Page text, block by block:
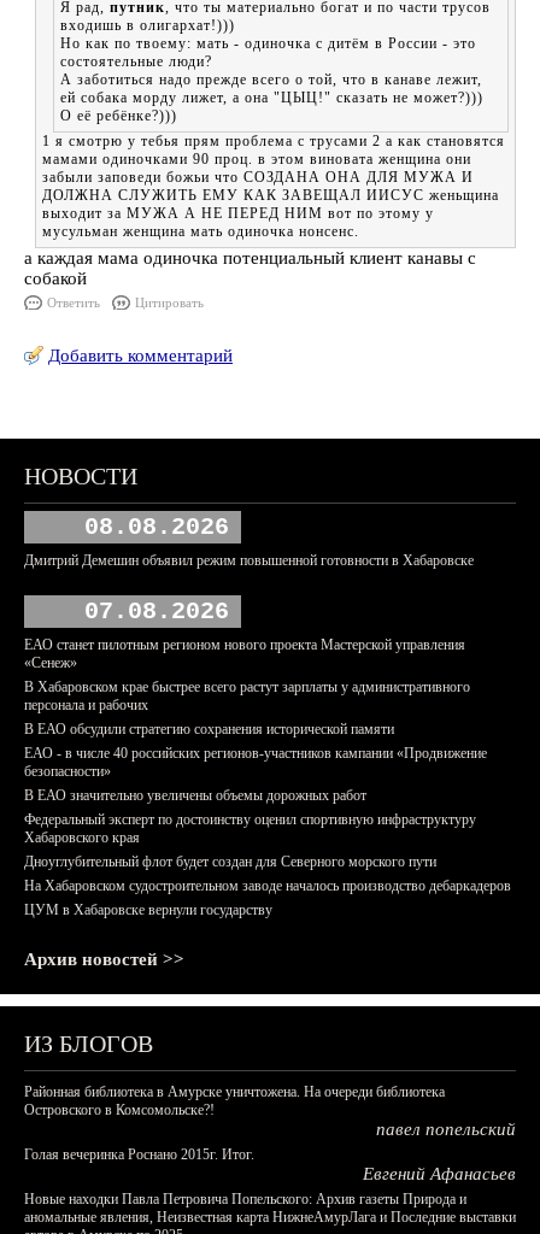
Я рад, путник, что ты материально богат и по части трусов
входишь в олигархат!)))
Но как по твоему: мать - одиночка с дитём в России - это
состоятельные люди?
А заботиться надо прежде всего о той, что в канаве лежит,
ей собака морду лижет, а она "ЦЫЦ!" сказать не может?)))
О её ребёнке?)))
1 я смотрю у тебья прям проблема с трусами 2 а как становятся
мамами одиночками 90 проц. в этом виновата женщина они
забыли заповеди божьи что СОЗДАНА ОНА ДЛЯ МУЖА И
ДОЛЖНА СЛУЖИТЬ ЕМУ КАК ЗАВЕЩАЛ ИИСУС женьщина
выходит за МУЖА А НЕ ПЕРЕД НИМ вот по этому у
мусульман женщина мать одиночка нонсенс.
а каждая мама одиночка потенциальный клиент канавы с
собакой
Ответить Цитировать
Добавить комментарий
НОВОСТИ
08.08.2026
Дмитрий Демешин объявил режим повышенной готовности в Хабаровске
07.08.2026
ЕАО станет пилотным регионом нового проекта Мастерской управления
«Сенеж»
В Хабаровском крае быстрее всего растут зарплаты у административного
персонала и рабочих
В ЕАО обсудили стратегию сохранения исторической памяти
ЕАО - в числе 40 российских регионов-участников кампании «Продвижение
безопасности»
В ЕАО значительно увеличены объемы дорожных работ
Федеральный эксперт по достоинству оценил спортивную инфраструктуру
Хабаровского края
Дноуглубительный флот будет создан для Северного морского пути
На Хабаровском судостроительном заводе началось производство дебаркадеров
ЦУМ в Хабаровске вернули государству
Архив новостей >>
ИЗ БЛОГОВ
Районная библиотека в Амурске уничтожена. На очереди библиотека
Островского в Комсомольске?!
павел попельский
Голая вечеринка Роснано 2015г. Итог.
Евгений Афанасьев
Новые находки Павла Петровича Попельского: Архив газеты Природа и
аномальные явления, Неизвестная карта НижнеАмурЛага и Последние выставки